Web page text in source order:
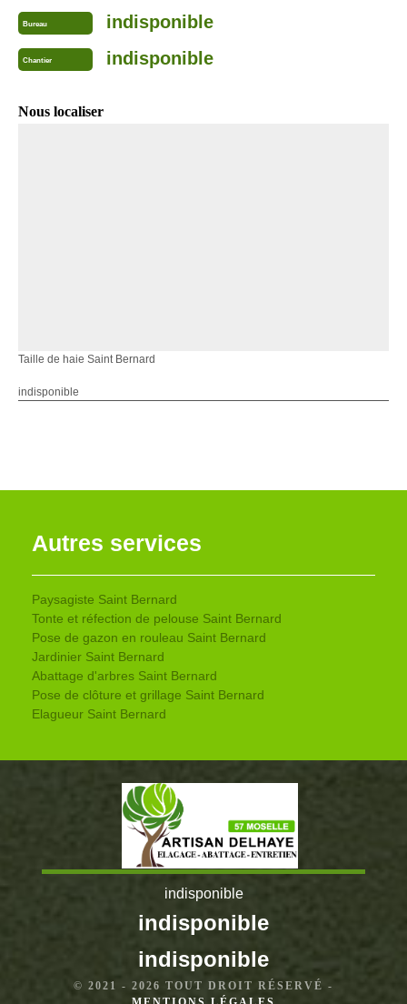
Bureau indisponible
Chantier indisponible
Nous localiser
Taille de haie Saint Bernard
indisponible
Autres services
Paysagiste Saint Bernard
Tonte et réfection de pelouse Saint Bernard
Pose de gazon en rouleau Saint Bernard
Jardinier Saint Bernard
Abattage d'arbres Saint Bernard
Pose de clôture et grillage Saint Bernard
Elagueur Saint Bernard
indisponible
indisponible
indisponible
© 2021 - 2026 TOUT DROIT RÉSERVÉ -